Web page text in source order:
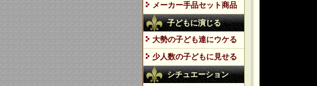
メーカー手品セット商品
子どもに演じる
大勢の子ども達にウケる
少人数の子どもに見せる
シチュエーション